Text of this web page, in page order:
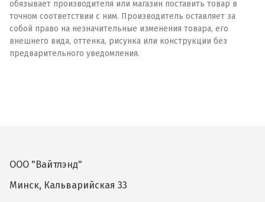
обязывает производителя или магазин поставить товар в
точном соответствии с ним. Производитель оставляет за
собой право на незначительные изменения товара, его
внешнего вида, оттенка, рисунка или конструкции без
предварительного уведомления.
ООО "Вайтлэнд"
Минск, Кальварийская 33